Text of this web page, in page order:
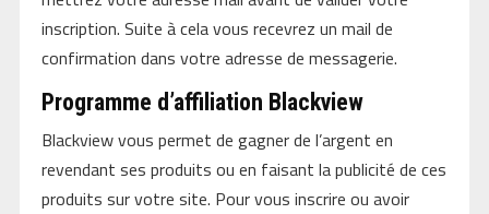
inscription. Suite à cela vous recevrez un mail de
confirmation dans votre adresse de messagerie.
Programme d’affiliation Blackview
Blackview vous permet de gagner de l’argent en
revendant ses produits ou en faisant la publicité de ces
produits sur votre site. Pour vous inscrire ou avoir